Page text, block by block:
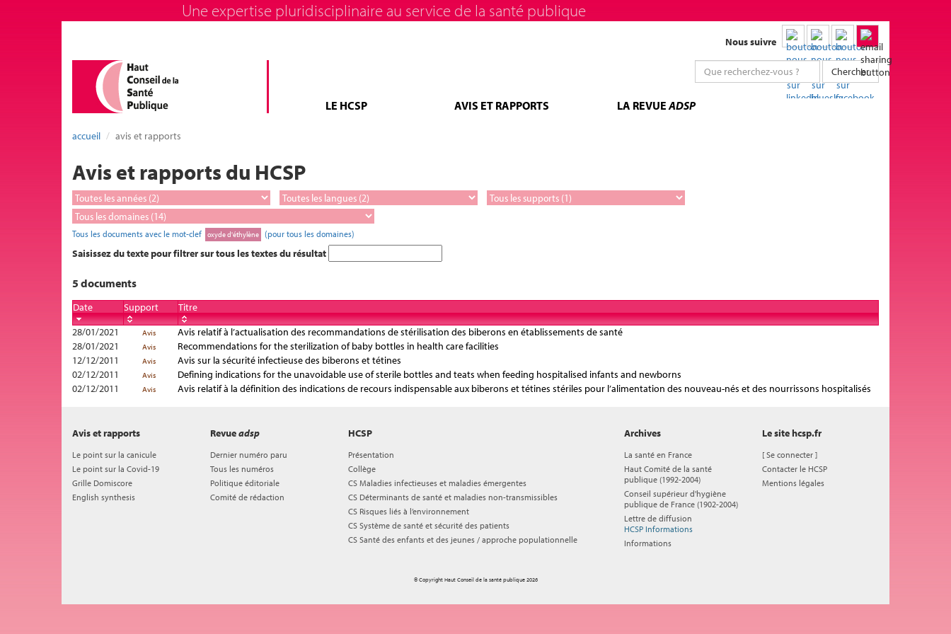
Une expertise pluridisciplinaire au service de la santé publique
Nous suivre
Chercher
LE HCSP AVIS ET RAPPORTS LA REVUEADSP
accueil avis et rapports
Avis et rapports du HCSP
Tous les documents avec le mot-clef oxyde d'éthylène (pour tous les domaines)
Saisissez du texte pour filtrer sur tous les textes du résultat
5 documents
Date Support
Titre
28/01/2021
Avis
Avis relatif à l’actualisation des recommandations de stérilisation des biberons en établissements de santé
28/01/2021
Avis
Recommendations for the sterilization of baby bottles in health care facilities
12/12/2011
Avis
Avis sur la sécurité infectieuse des biberons et tétines
02/12/2011
Avis
Defining indications for the unavoidable use of sterile bottles and teats when feeding hospitalised infants and newborns
02/12/2011
Avis Avis relatif à la définition des indications de recours indispensable aux biberons et tétines stériles pour l’alimentation des nouveau-nés et des nourrissons hospitalisés
HCSP
Présentation
Collège
CS Maladies infectieuses et maladies émergentes
CS Déterminants de santé et maladies non-transmissibles
CS Risques liés à l’environnement
CS Système de santé et sécurité des patients
CS Santé des enfants et des jeunes / approche populationnelle
Avis et rapports
Le point sur la canicule
Le point sur la Covid-19
Grille Domiscore
English synthesis
Revueadsp
Dernier numéro paru
Tous les numéros
Politique éditoriale
Comité de rédaction
Archives
La santé en France
Haut Comité de la santé
publique (1992-2004)
Conseil supérieur d'hygiène
publique de France (1902-2004)
Lettre de diffusion
HCSP Informations
Informations
Le site hcsp.fr
[Se connecter ]
Contacter le HCSP
Mentions légales
© Copyright Haut Conseil de la santé publique 2026